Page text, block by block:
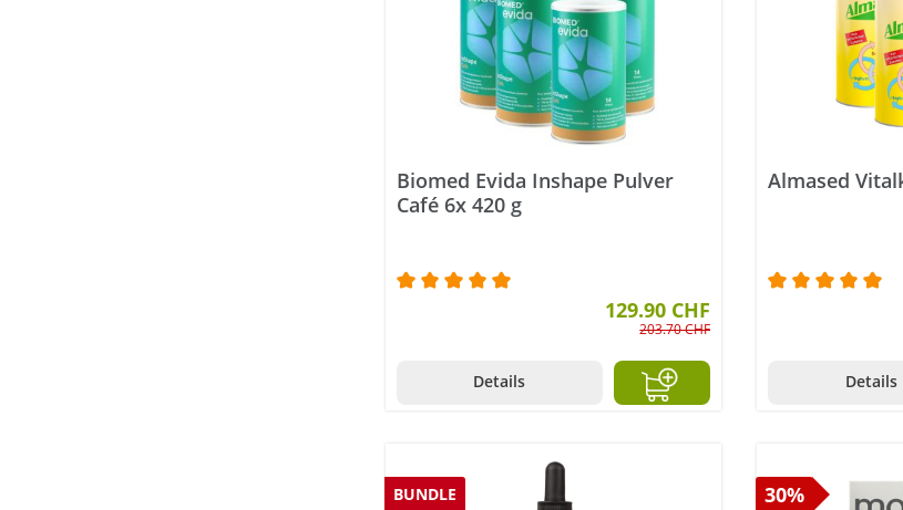
Biomed Evida Inshape Pulver
Café 6x 420 g
Durchschnittliche Bewertung von 5 von 5 Sternen
129.90 CHF
203.70 CHF
Details
Almased
Details
BUNDLE 30%